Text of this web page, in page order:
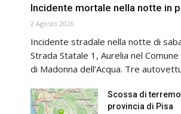
Incidente mortale nella notte in
2 Agosto 2026
Incidente stradale nella notte di
Strada Statale 1, Aurelia nel
di Madonna dell’Acqua. Tre
Scossa di
provincia di Pisa